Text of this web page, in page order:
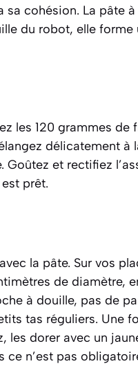
sa cohésion. La pâte
du robot, elle
les 120 grammes de
délicatement à
et rectifiez
prêt.
la pâte. Sur vos
de diamètre,
à douille, pas de
tas réguliers. Une
les dorer avec un
n’est pas